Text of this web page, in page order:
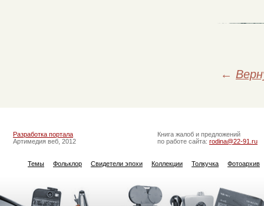
←
Разработка портала
Артимедия веб, 2012
Книга жалоб и предложений
по работе сайта: rodina@22-91.ru
Темы Фольклор Свидетели эпохи Коллекции Толкучка Фотоархив